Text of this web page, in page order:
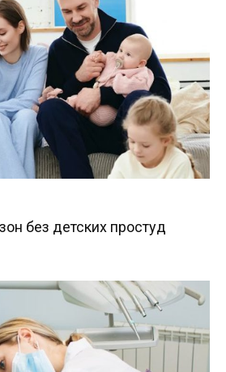
без детских простуд